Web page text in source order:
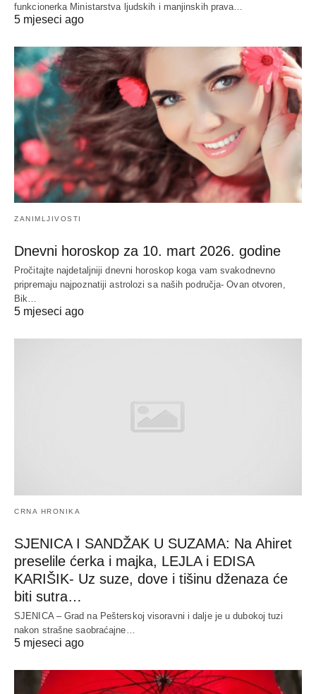
funkcionerka Ministarstva ljudskih i manjinskih prava…
5 mjeseci ago
ZANIMLJIVOSTI
Dnevni horoskop za 10. mart 2026. godine
Pročitajte najdetaljniji dnevni horoskop koga vam svakodnevno
pripremaju najpoznatiji astrolozi sa naših područja- Ovan otvoren,
Bik…
5 mjeseci ago
CRNA HRONIKA
SJENICA I SANDŽAK U SUZAMA: Na Ahiret
preselile ćerka i majka, LEJLA i EDISA
KARIŠIK- Uz suze, dove i tišinu dženaza će
biti sutra…
SJENICA – Grad na Pešterskoj visoravni i dalje je u dubokoj tuzi
nakon strašne saobraćajne…
5 mjeseci ago